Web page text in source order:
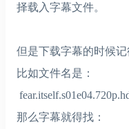
择载入字幕文件。
但是下载字幕的时候记
比如文件名是：
那么字幕就得找：